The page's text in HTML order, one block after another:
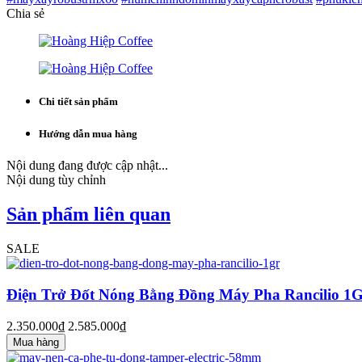
Chia sẻ
Chi tiết sản phẩm
Hướng dẫn mua hàng
Nội dung đang được cập nhật...
Nội dung tùy chỉnh
Sản phẩm liên quan
SALE
Điện Trở Đốt Nóng Bằng Đồng Máy Pha Rancilio
2.350.000₫ 2.585.000₫
Mua hàng